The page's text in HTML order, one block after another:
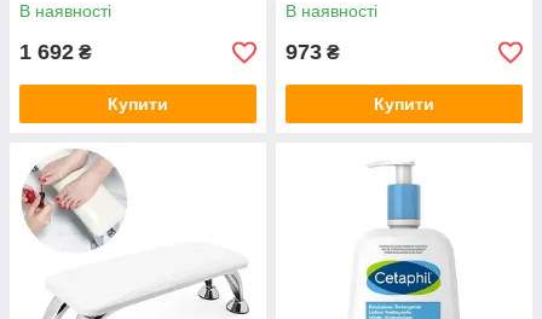
В наявності
1 692 ₴
Купити
В наявності
973 ₴
Купити